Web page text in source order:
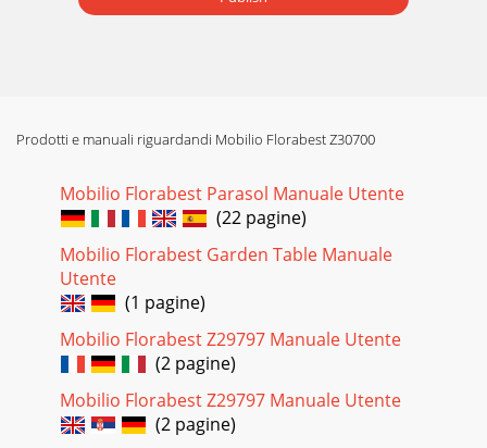
Prodotti e manuali riguardandi Mobilio Florabest Z30700
Mobilio Florabest Parasol Manuale Utente
(22 pagine)
Mobilio Florabest Garden Table Manuale
Utente
(1 pagine)
Mobilio Florabest Z29797 Manuale Utente
(2 pagine)
Mobilio Florabest Z29797 Manuale Utente
(2 pagine)